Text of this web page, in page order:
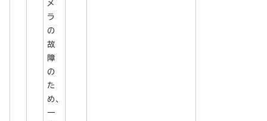
メ
ラ
の
故
障
の
た
め、
一